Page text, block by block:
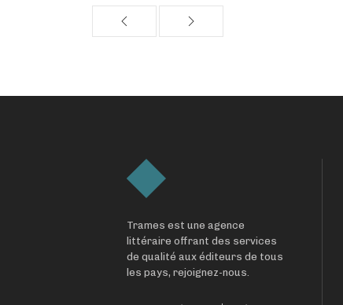
Trames est une agence
littéraire offrant des services
de qualité aux éditeurs de tous
les pays, rejoignez-nous.